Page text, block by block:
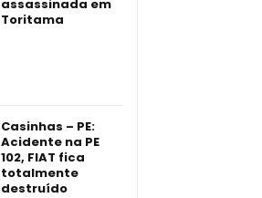
assassinada em
Toritama
Casinhas – PE:
Acidente na PE
102, FIAT fica
totalmente
destruído